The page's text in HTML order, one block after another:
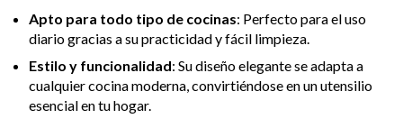
Apto para todo tipo de cocinas: Perfecto para el uso
diario gracias a su practicidad y fácil limpieza.
Estilo y funcionalidad: Su diseño elegante se adapta a
cualquier cocina moderna, convirtiéndose en un utensilio
esencial en tu hogar.